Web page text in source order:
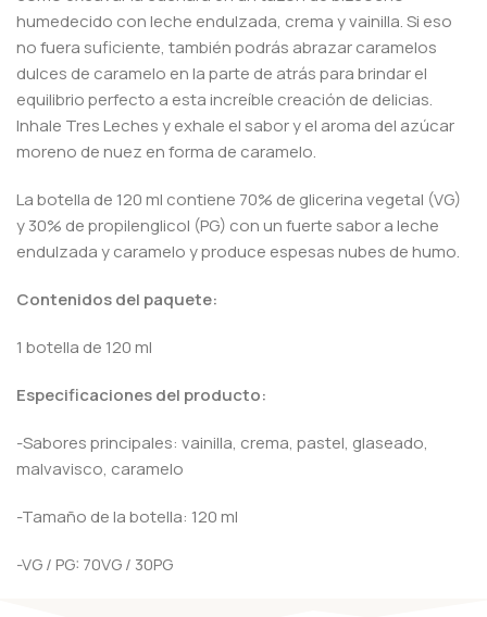
humedecido con leche endulzada, crema y vainilla. Si eso
no fuera suficiente, también podrás abrazar caramelos
dulces de caramelo en la parte de atrás para brindar el
equilibrio perfecto a esta increíble creación de delicias.
Inhale Tres Leches y exhale el sabor y el aroma del azúcar
moreno de nuez en forma de caramelo.
La botella de 120 ml contiene 70% de glicerina vegetal (VG)
y 30% de propilenglicol (PG) con un fuerte sabor a leche
endulzada y caramelo y produce espesas nubes de humo.
Contenidos del paquete:
1 botella de 120 ml
Especificaciones del producto:
-Sabores principales: vainilla, crema, pastel, glaseado,
malvavisco, caramelo
-Tamaño de la botella: 120 ml
-VG / PG: 70VG / 30PG